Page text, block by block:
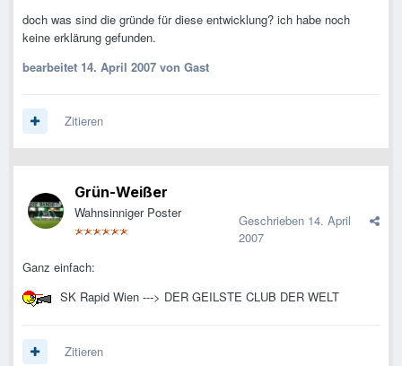
doch was sind die gründe für diese entwicklung? ich habe noch
keine erklärung gefunden.
bearbeitet 14. April 2007 von Gast
Zitieren
Grün-Weißer
Wahnsinniger Poster Geschrieben 14. April
2007
Ganz einfach:
SK Rapid Wien ---> DER GEILSTE CLUB DER WELT
Zitieren